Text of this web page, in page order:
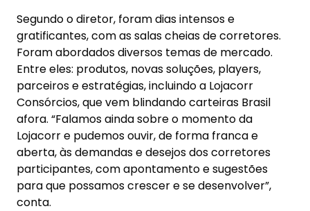
Segundo o diretor, foram dias intensos e
gratificantes, com as salas cheias de corretores.
Foram abordados diversos temas de mercado.
Entre eles: produtos, novas soluções, players,
parceiros e estratégias, incluindo a Lojacorr
Consórcios, que vem blindando carteiras Brasil
afora. “Falamos ainda sobre o momento da
Lojacorr e pudemos ouvir, de forma franca e
aberta, às demandas e desejos dos corretores
participantes, com apontamento e sugestões
para que possamos crescer e se desenvolver”,
conta.